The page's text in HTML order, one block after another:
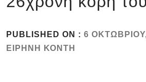
PUBLISHED ON : 6
ΕΙΡΉΝΗ ΚΌΝΤΗ